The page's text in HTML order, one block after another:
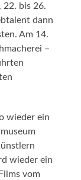
22. bis 26.
dann
Am 14.
–
wieder ein
wieder ein
vom